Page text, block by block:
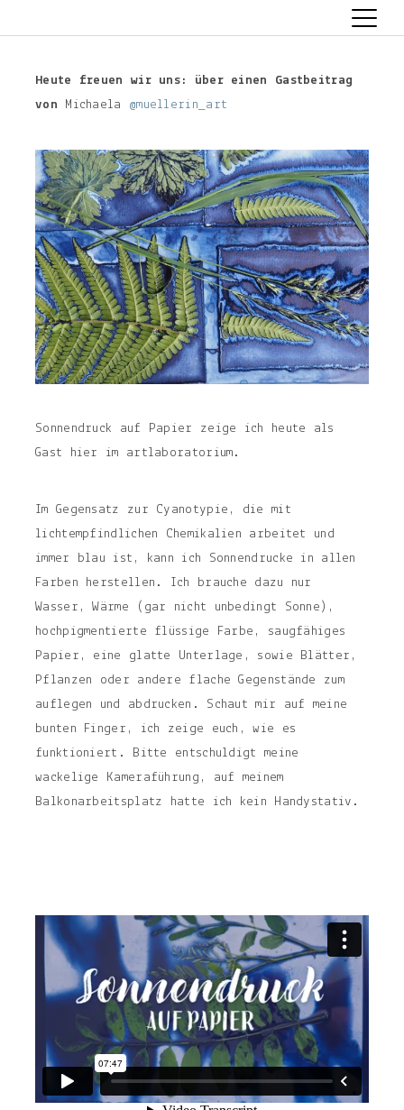
Heute freuen wir uns: über einen Gastbeitrag
von Michaela @muellerin_art
Sonnendruck auf Papier zeige ich heute als
Gast hier im artlaboratorium.
Im Gegensatz zur Cyanotypie, die mit
lichtempfindlichen Chemikalien arbeitet und
immer blau ist, kann ich Sonnendrucke in allen
Farben herstellen. Ich brauche dazu nur
Wasser, Wärme (gar nicht unbedingt Sonne),
hochpigmentierte flüssige Farbe, saugfähiges
Papier, eine glatte Unterlage, sowie Blätter,
Pflanzen oder andere flache Gegenstände zum
auflegen und abdrucken. Schaut mir auf meine
bunten Finger, ich zeige euch, wie es
funktioniert. Bitte entschuldigt meine
wackelige Kameraführung, auf meinem
Balkonarbeitsplatz hatte ich kein Handystativ.